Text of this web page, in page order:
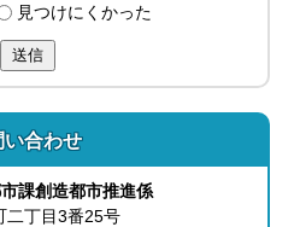
見つけにくかった
送信
い合わせ
課創造都市推進係
丁目3番25号